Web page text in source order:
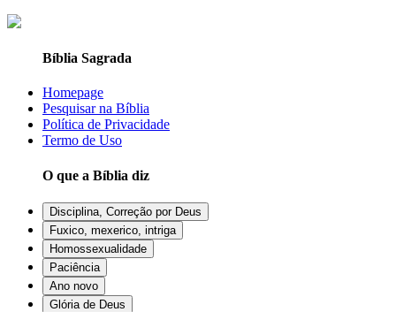
Bíblia Sagrada
Homepage
Pesquisar na Bíblia
Política de Privacidade
Termo de Uso
O que a Bíblia diz
Disciplina, Correção por Deus
Fuxico, mexerico, intriga
Homossexualidade
Paciência
Ano novo
Glória de Deus